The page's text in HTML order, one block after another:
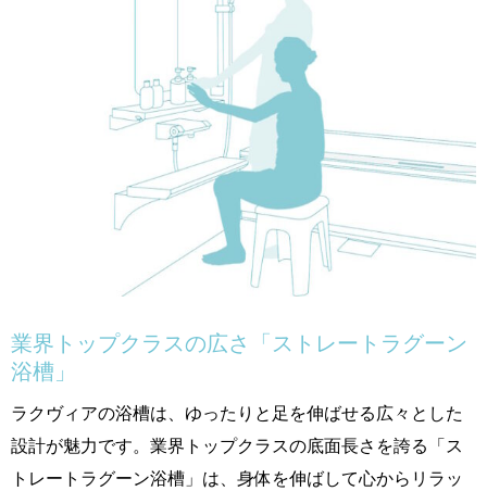
業界トップクラスの広さ「ストレートラグーン
浴槽」
ラクヴィアの浴槽は、ゆったりと足を伸ばせる広々とした
設計が魅力です。業界トップクラスの底面長さを誇る「ス
トレートラグーン浴槽」は、身体を伸ばして心からリラッ